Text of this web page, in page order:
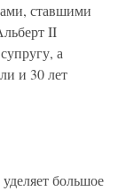
ставшими
II
а
и 30 лет
большое